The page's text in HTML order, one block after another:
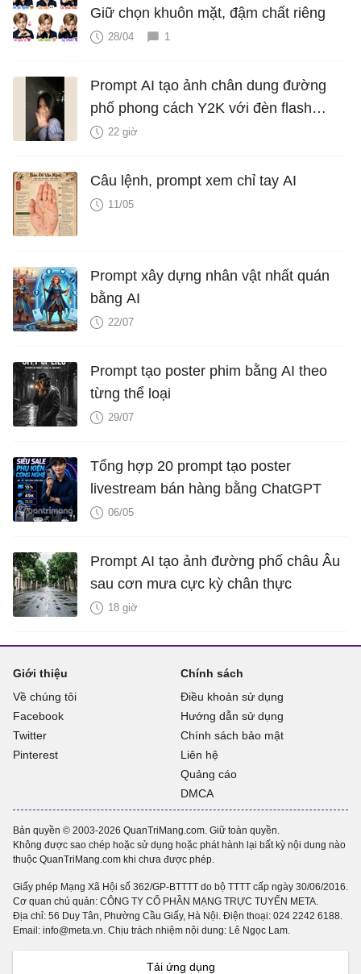
Giữ chọn khuôn mặt, đậm chất riêng
28/04 1
Prompt AI tạo ảnh chân dung đường
phố phong cách Y2K với đèn flash
iPhone
22 giờ
Câu lệnh, prompt xem chỉ tay AI
11/05
Prompt xây dựng nhân vật nhất quán
bằng AI
22/07
Prompt tạo poster phim bằng AI theo
từng thể loại
29/07
Tổng hợp 20 prompt tạo poster
livestream bán hàng bằng ChatGPT
06/05
Prompt AI tạo ảnh đường phố châu Âu
sau cơn mưa cực kỳ chân thực
18 giờ
Giới thiệu
Về chúng tôi
Facebook
Twitter
Pinterest
Chính sách
Điều khoản sử dụng
Hướng dẫn sử dụng
Chính sách bảo mật
Liên hệ
Quảng cáo
DMCA
Bản quyền © 2003-2026 QuanTriMang.com. Giữ toàn quyền.
Không được sao chép hoặc sử dụng hoặc phát hành lại bất kỳ nội dung nào
thuộc QuanTriMang.com khi chưa được phép.
Giấy phép Mạng Xã Hội số 362/GP-BTTTT do bộ TTTT cấp ngày 30/06/2016.
Cơ quan chủ quản: CÔNG TY CỔ PHẦN MẠNG TRỰC TUYẾN META.
Địa chỉ: 56 Duy Tân, Phường Cầu Giấy, Hà Nội. Điện thoại: 024 2242 6188.
Email: info@meta.vn. Chịu trách nhiệm nội dung: Lê Ngọc Lam.
Tải ứng dụng